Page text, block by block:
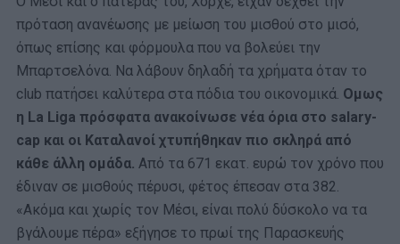
πρόταση ανανέωσης με μείωση του μισθού στο μισό,
όπως επίσης και φόρμουλα που να βολεύει την
Μπαρτσελόνα. Να λάβουν δηλαδή τα χρήματα όταν το
club πατήσει καλύτερα στα πόδια του οικονομικά. Ομως
η La Liga πρόσφατα ανακοίνωσε νέα όρια στο salary-
cap και οι Καταλανοί χτυπήθηκαν πιο σκληρά από
κάθε άλλη ομάδα. Από τα 671 εκατ. ευρώ τον χρόνο που
έδιναν σε μισθούς πέρυσι, φέτος έπεσαν στα 382.
«Ακόμα και χωρίς τον Μέσι, είναι πολύ δύσκολο να τα
βγάλουμε πέρα» εξήγησε το πρωί της Παρασκευής